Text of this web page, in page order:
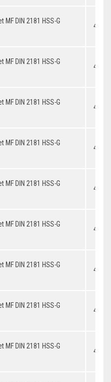
MF DIN 2181 HSS-G
MF DIN 2181 HSS-G
MF DIN 2181 HSS-G
MF DIN 2181 HSS-G
MF DIN 2181 HSS-G
MF DIN 2181 HSS-G
MF DIN 2181 HSS-G
MF DIN 2181 HSS-G
MF DIN 2181 HSS-G